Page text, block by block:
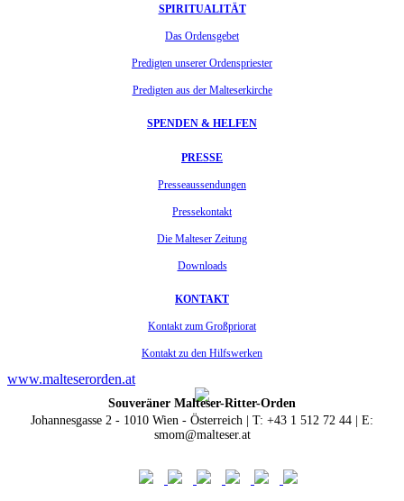
SPIRITUALITÄT
Das Ordensgebet
Predigten unserer Ordenspriester
Predigten aus der Malteserkirche
SPENDEN & HELFEN
PRESSE
Presseaussendungen
Pressekontakt
Die Malteser Zeitung
Downloads
KONTAKT
Kontakt zum Großpriorat
Kontakt zu den Hilfswerken
www.malteserorden.at
Souveräner Malteser-Ritter-Orden
Johannesgasse 2 - 1010 Wien - Österreich | T: +43 1 512 72 44 | E:
smom@malteser.at